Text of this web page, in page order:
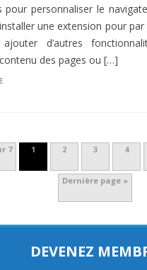
pour personnaliser le
une extension pour
ajouter d’autres
des pages ou […]
7 1 2 3 4
Dernière page »
DEVENEZ